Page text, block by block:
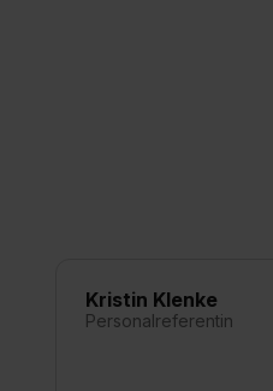
Kristin Klenke
Personalreferentin